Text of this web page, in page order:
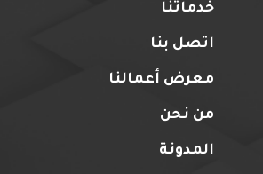
خدماتنا
اتصل بنا
معرض أعمالنا
من نحن
المدونة